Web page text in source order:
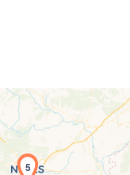
5